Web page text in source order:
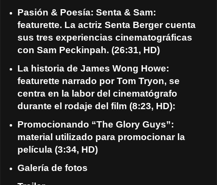
Pasión & Poesía: Senta & Sam:
featurette. La actriz Senta Berger cuenta
sus tres experiencias cinematográficas
con Sam Peckinpah. (26:31, HD)
La historia de James Wong Howe:
featurette narrado por Tom Tryon, se
centra en la labor del cinematógrafo
durante el rodaje del film (8:23, HD):
Promocionando “The Glory Guys”:
material utilizado para promocionar la
película (3:34, HD)
Galería de fotos